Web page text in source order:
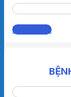
Xem thêm